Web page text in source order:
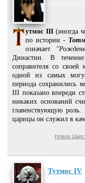
утмос III (иногда
по истории -
означает
Династии. В
соправителя со своей
одной из самых
периода сохранились
III показано впереди
никаких оснований
главенствующую
царицы он служил в
Новое
Тутмос IV